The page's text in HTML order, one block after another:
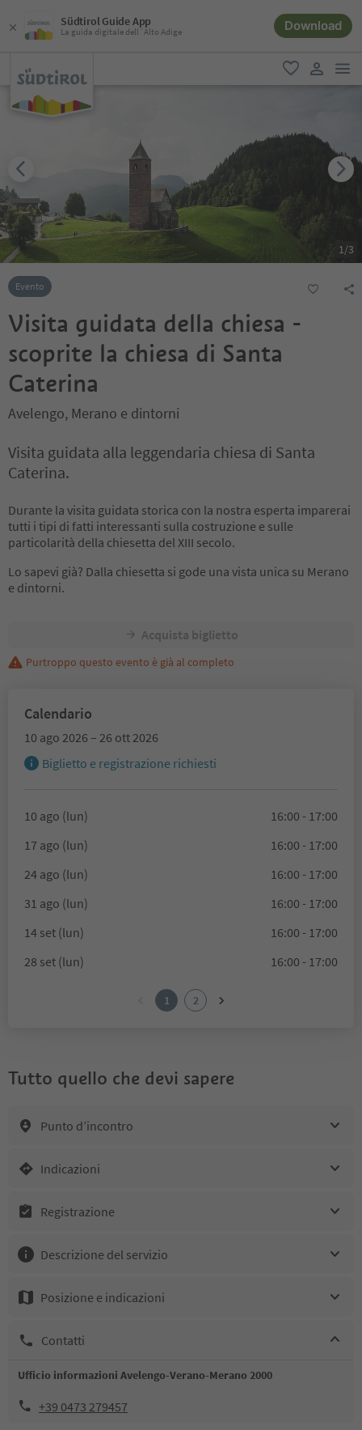
Südtirol Guide App
La guida digitale dell´Alto Adige Download
favoriti
user link
1/3
Evento
Visita guidata della chiesa -
scoprite la chiesa di Santa
Caterina
Avelengo, Merano e dintorni
Visita guidata alla leggendaria chiesa di Santa
Caterina.
Durante la visita guidata storica con la nostra esperta imparerai
tutti i tipi di fatti interessanti sulla costruzione e sulle
particolarità della chiesetta del XIII secolo.
Lo sapevi già? Dalla chiesetta si gode una vista unica su Merano
e dintorni.
Acquista biglietto
Purtroppo questo evento è già al completo
Calendario
10 ago 2026 – 26 ott 2026
Biglietto e registrazione richiesti
10 ago (lun)
16:00 - 17:00
17 ago (lun)
16:00 - 17:00
24 ago (lun)
16:00 - 17:00
31 ago (lun)
16:00 - 17:00
14 set (lun)
16:00 - 17:00
28 set (lun)
16:00 - 17:00
1 2
Tutto quello che devi sapere
Punto d’incontro
Indicazioni
Registrazione
Descrizione del servizio
Posizione e indicazioni
Contatti
Ufficio informazioni Avelengo-Verano-Merano 2000
+39 0473 279457